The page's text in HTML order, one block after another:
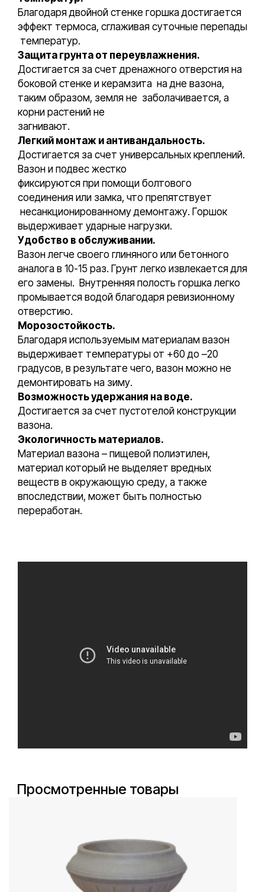
Благодаря двойной стенке горшка достигается
эффект термоса, сглаживая суточные перепады
температур.
Защита грунта от переувлажнения.
Достигается за счет дренажного отверстия на
боковой стенке и керамзита на дне вазона,
таким образом, земля не заболачивается, а
корни растений не
загнивают.
Легкий монтаж и антивандальность.
Достигается за счет универсальных креплений.
Вазон и подвес жестко
фиксируются при помощи болтового
соединения или замка, что препятствует
несанкционированному демонтажу. Горшок
выдерживает ударные нагрузки.
Удобство в обслуживании.
Вазон легче своего глиняного или бетонного
аналога в 10-15 раз. Грунт легко извлекается для
его замены. Внутренняя полость горшка легко
промывается водой благодаря ревизионному
отверстию.
Морозостойкость.
Благодаря используемым материалам вазон
выдерживает температуры от +60 до –20
градусов, в результате чего, вазон можно не
демонтировать на зиму.
Возможность удержания на воде.
Достигается за счет пустотелой конструкции
вазона.
Экологичность материалов.
Материал вазона – пищевой полиэтилен,
материал который не выделяет вредных
веществ в окружающую среду, а также
впоследствии, может быть полностью
переработан.
Просмотренные товары